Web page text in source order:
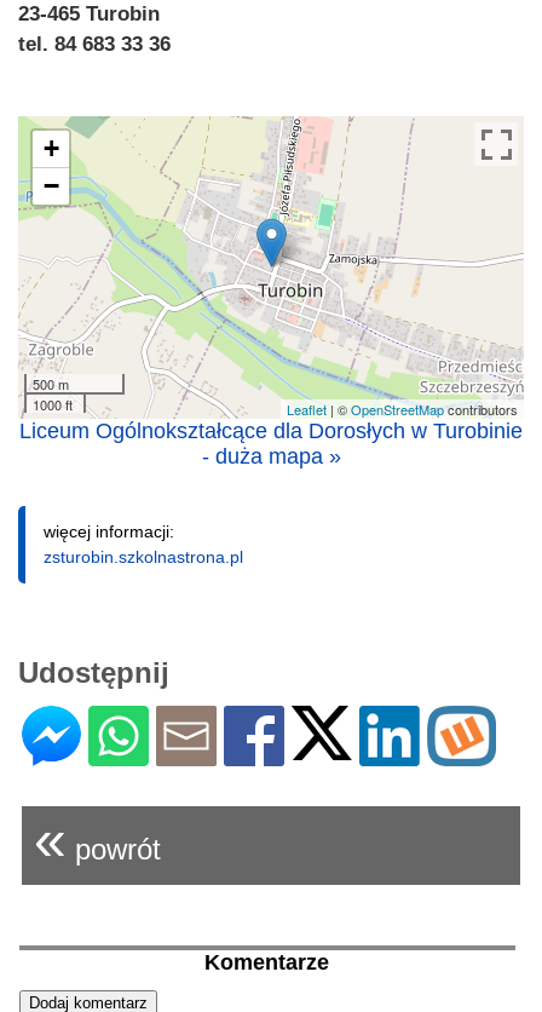
23-465 Turobin
tel. 84 683 33 36
+
−
500 m
1000 ft
Leaflet | ©OpenStreetMapcontributors
Liceum Ogólnokształcące dla Dorosłych w Turobinie
- duża mapa »
więcej informacji:
zsturobin.szkolnastrona.pl
Udostępnij
« powrót
Komentarze